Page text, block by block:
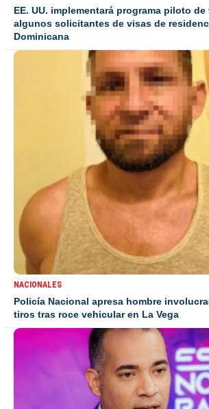
EE. UU. implementará programa piloto
algunos solicitantes de visas de
Dominicana
NACIONALES
Policía Nacional apresa hombre
tiros tras roce vehicular en La Vega